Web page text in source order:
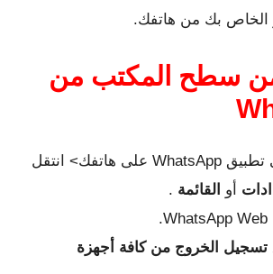
الخاص بك من هاتفك.
سطح المكتب من
انتقل إلى تطبيق WhatsApp على هاتفك> انتقل
أو القائمة .
تسجيل الخروج من كافة أجهزة